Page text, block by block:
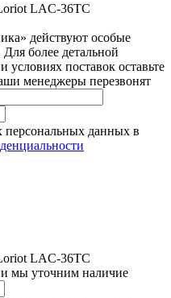
LAC-36TC
действуют особые
более детальной
поставок оставьте
менеджеры перезвонят
персональных данных в
LAC-36TC
мы уточним наличие